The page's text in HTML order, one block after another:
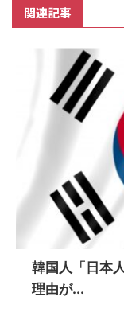
関連記事
韓国人「日本
理由が...